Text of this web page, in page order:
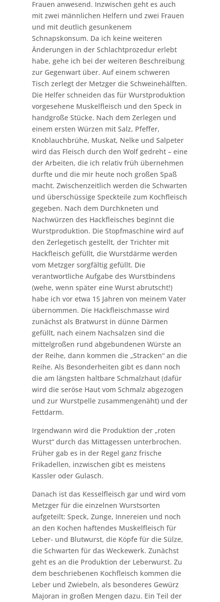
Frauen anwesend. Inzwischen geht es auch
mit zwei männlichen Helfern und zwei Frauen
und mit deutlich gesunkenem
Schnapskonsum. Da ich keine weiteren
Änderungen in der Schlachtprozedur erlebt
habe, gehe ich bei der weiteren Beschreibung
zur Gegenwart über. Auf einem schweren
Tisch zerlegt der Metzger die Schweinehälften.
Die Helfer schneiden das für Wurstproduktion
vorgesehene Muskelfleisch und den Speck in
handgroße Stücke. Nach dem Zerlegen und
einem ersten Würzen mit Salz, Pfeffer,
Knoblauchbrühe, Muskat, Nelke und Salpeter
wird das Fleisch durch den Wolf gedreht – eine
der Arbeiten, die ich relativ früh übernehmen
durfte und die mir heute noch großen Spaß
macht. Zwischenzeitlich werden die Schwarten
und überschüssige Speckteile zum Kochfleisch
gegeben. Nach dem Durchkneten und
Nachwürzen des Hackfleisches beginnt die
Wurstproduktion. Die Stopfmaschine wird auf
den Zerlegetisch gestellt, der Trichter mit
Hackfleisch gefüllt, die Wurstdärme werden
vom Metzger sorgfältig gefüllt. Die
verantwortliche Aufgabe des Wurstbindens
(wehe, wenn später eine Wurst abrutscht!)
habe ich vor etwa 15 Jahren von meinem Vater
übernommen. Die Hackfleischmasse wird
zunächst als Bratwurst in dünne Därmen
gefüllt, nach einem Nachsalzen sind die
mittelgroßen rund abgebundenen Würste an
der Reihe, dann kommen die „Stracken“ an die
Reihe. Als Besonderheiten gibt es dann noch
die am längsten haltbare Schmalzhaut (dafür
wird die seröse Haut vom Schmalz abgezogen
und zur Wurstpelle zusammengenäht) und der
Fettdarm.
Irgendwann wird die Produktion der „roten
Wurst“ durch das Mittagessen unterbrochen.
Früher gab es in der Regel ganz frische
Frikadellen, inzwischen gibt es meistens
Kassler oder Gulasch.
Danach ist das Kesselfleisch gar und wird vom
Metzger für die einzelnen Wurstsorten
aufgeteilt: Speck, Zunge, Innereien und noch
an den Kochen haftendes Muskelfleisch für
Leber- und Blutwurst, die Köpfe für die Sülze,
die Schwarten für das Weckewerk. Zunächst
geht es an die Produktion der Leberwurst. Zu
dem beschriebenen Kochfleisch kommen die
Leber und Zwiebeln, als besonderes Gewürz
Majoran in großen Mengen dazu. Ein Teil der